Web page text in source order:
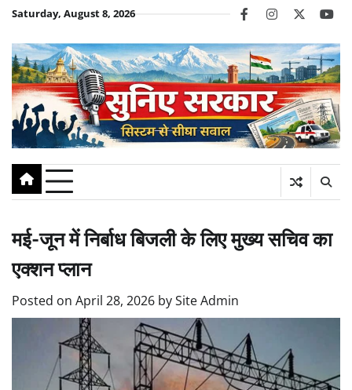
Skip
content
Saturday, August 8, 2026 facebookinstagram
twitter
मई-जून में निर्बाध बिजली के लिए मुख्य सचिव का
एक्शन प्लान
Posted on April 28, 2026 bySite Admin